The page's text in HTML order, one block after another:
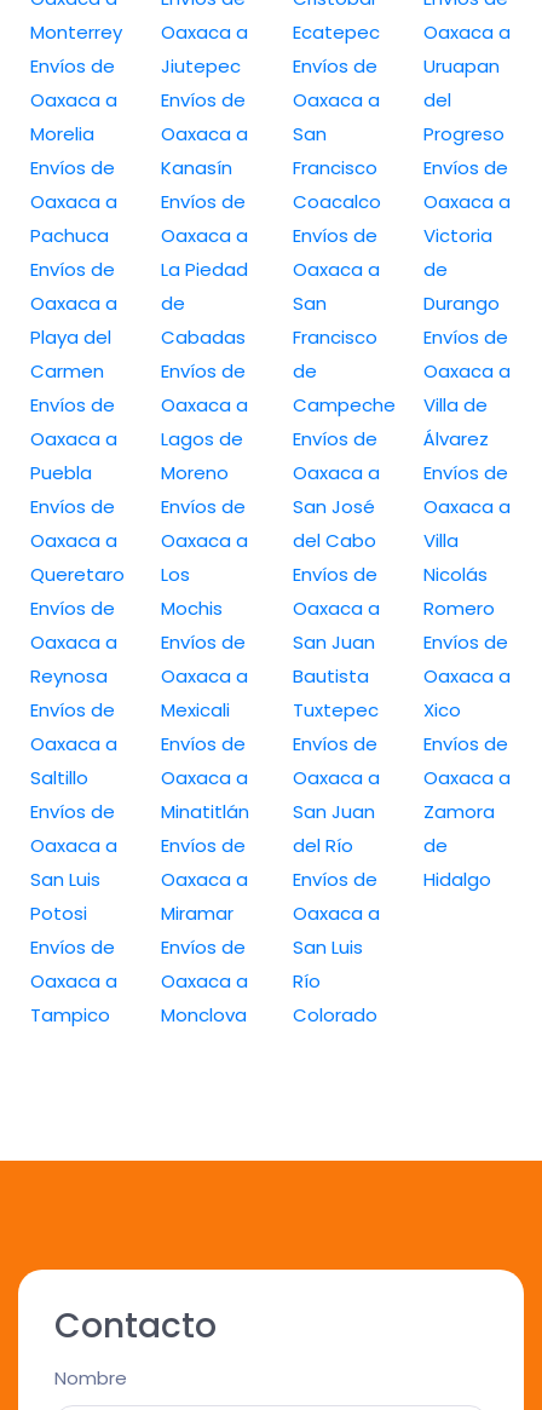
Monterrey
Envíos de
Oaxaca a
Morelia
Envíos de
Oaxaca a
Pachuca
Envíos de
Oaxaca a
Playa del
Carmen
Envíos de
Oaxaca a
Puebla
Envíos de
Oaxaca a
Queretaro
Envíos de
Oaxaca a
Reynosa
Envíos de
Oaxaca a
Saltillo
Envíos de
Oaxaca a
San Luis
Potosi
Envíos de
Oaxaca a
Tampico
Oaxaca a
Jiutepec
Envíos de
Oaxaca a
Kanasín
Envíos de
Oaxaca a
La Piedad
de
Cabadas
Envíos de
Oaxaca a
Lagos de
Moreno
Envíos de
Oaxaca a
Los
Mochis
Envíos de
Oaxaca a
Mexicali
Envíos de
Oaxaca a
Minatitlán
Envíos de
Oaxaca a
Miramar
Envíos de
Oaxaca a
Monclova
Ecatepec
Envíos de
Oaxaca a
San
Francisco
Coacalco
Envíos de
Oaxaca a
San
Francisco
de
Campeche
Envíos de
Oaxaca a
San José
del Cabo
Envíos de
Oaxaca a
San Juan
Bautista
Tuxtepec
Envíos de
Oaxaca a
San Juan
del Río
Envíos de
Oaxaca a
San Luis
Río
Colorado
Oaxaca a
Uruapan
del
Progreso
Envíos de
Oaxaca a
Victoria
de
Durango
Envíos de
Oaxaca a
Villa de
Álvarez
Envíos de
Oaxaca a
Villa
Nicolás
Romero
Envíos de
Oaxaca a
Xico
Envíos de
Oaxaca a
Zamora
de
Hidalgo
Contacto
Nombre